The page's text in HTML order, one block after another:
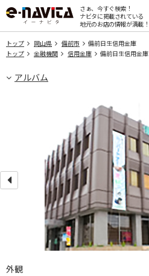
さぁ、今すぐ検索！
ナビタに掲載されている
地元のお店の情報が満載！
トップ 岡山県 備前市
備前日生信用金庫
トップ
金融機関 信用金庫 備前日生信用金庫
アルバム
外観